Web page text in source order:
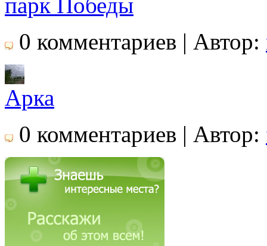
0 комментариев | Автор:
Арка
0 комментариев | Автор: